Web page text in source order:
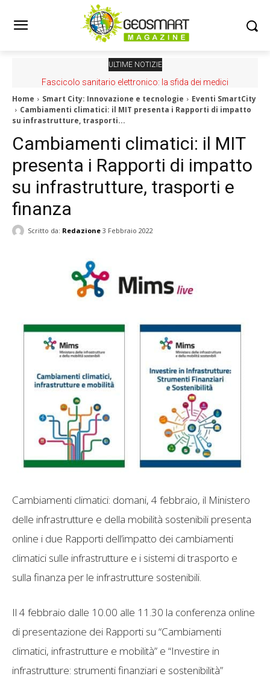
ULTIME NOTIZIE
Fascicolo sanitario elettronico: la sfida dei medici
Home Smart City: Innovazione e tecnologie
Eventi SmartCity
Cambiamenti climatici: il MIT presenta i Rapporti di impatto
su infrastrutture, trasporti...
Cambiamenti climatici: il MIT
presenta i Rapporti di impatto
su infrastrutture, trasporti e
finanza
Scritto da: Redazione 3 Febbraio 2022
Cambiamenti climatici: domani, 4 febbraio, il Ministero
delle infrastrutture e della mobilità sostenibili presenta
online i due Rapporti dell’impatto dei cambiamenti
climatici sulle infrastrutture e i sistemi di trasporto e
sulla finanza per le infrastrutture sostenibili.
Il 4 febbraio dalle 10.00 alle 11.30 la conferenza online
di presentazione dei Rapporti su “Cambiamenti
climatici, infrastrutture e mobilità” e “Investire in
infrastrutture: strumenti finanziari e sostenibilità”